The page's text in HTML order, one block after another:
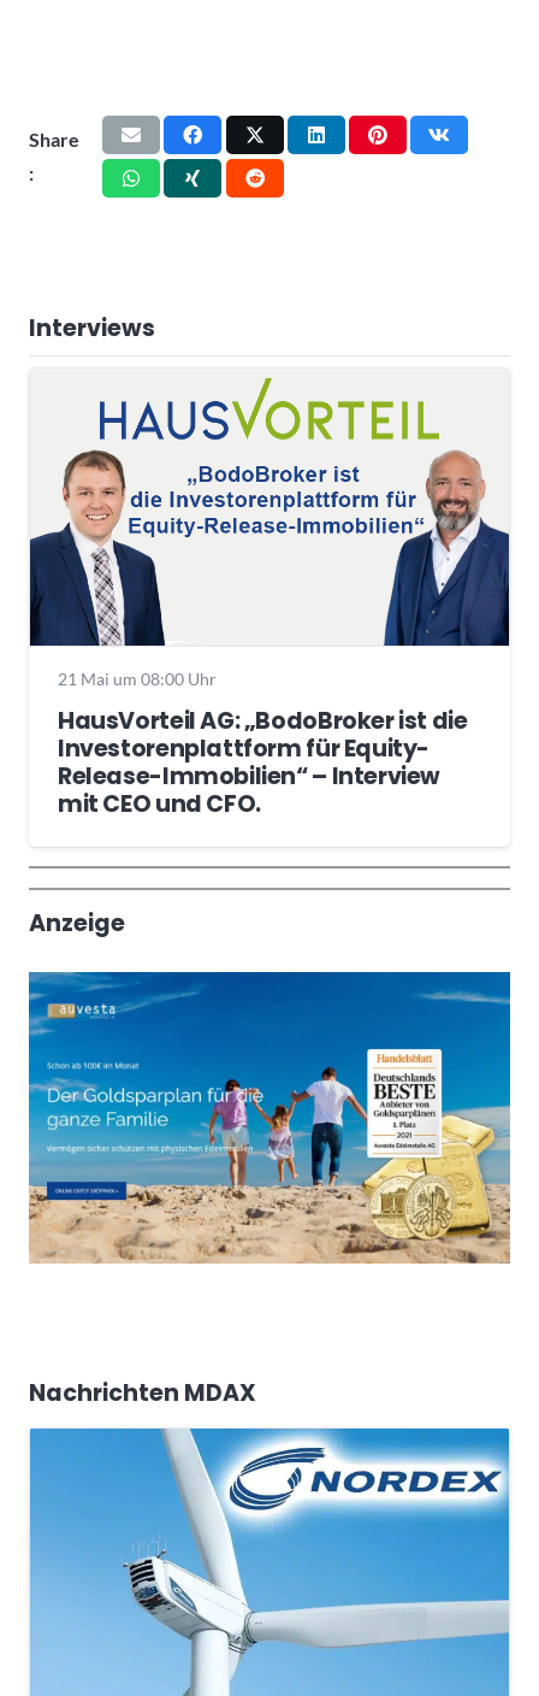
Share
:
Interviews
21 Mai um 08:00 Uhr
HausVorteil AG: „BodoBroker ist die
Investorenplattform für Equity-
Release-Immobilien“ – Interview
mit CEO und CFO.
Wochenrückblick
Trendthemen
Anzeige
Nachrichten MDAX